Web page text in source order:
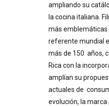
ampliando su
la cocina italiana.
más
referente mundial
más de 150 años,
Rica con la
amplían su
actuales de
evolución, la